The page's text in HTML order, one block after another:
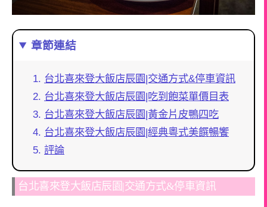
章節連結
台北喜來登大飯店辰園|交通方式&停車資訊
台北喜來登大飯店辰園|吃到飽菜單價目表
台北喜來登大飯店辰園|黃金片皮鴨四吃
台北喜來登大飯店辰園|經典粵式美饌暢饗
評論
台北喜來登大飯店辰園|交通方式&停車資訊